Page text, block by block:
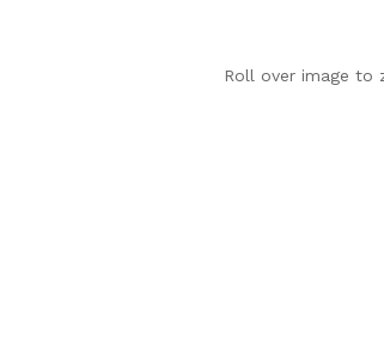
Roll over image to